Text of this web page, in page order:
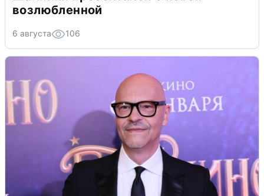
возлюбленной
6 августа 106